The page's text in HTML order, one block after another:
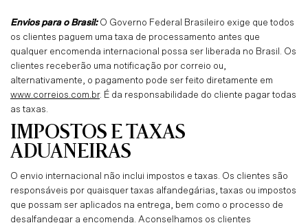
Envios para o Brasil:O Governo Federal Brasileiro exige que todos
os clientes paguem uma taxa de processamento antes que
qualquer encomenda internacional possa ser liberada no Brasil. Os
clientes receberão uma notificação por correio ou,
alternativamente, o pagamento pode ser feito diretamente em
www.correios.com.br. É da responsabilidade do cliente pagar todas
as taxas.
IMPOSTOS E TAXAS
ADUANEIRAS
O envio internacional não inclui impostos e taxas. Os clientes são
responsáveis por quaisquer taxas alfandegárias, taxas ou impostos
que possam ser aplicados na entrega, bem como o processo de
desalfandegar a encomenda. Aconselhamos os clientes